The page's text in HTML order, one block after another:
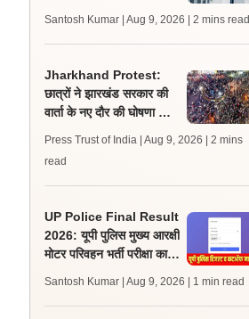
Santosh Kumar | Aug 9, 2026 | 2 mins read
Jharkhand Protest:
छात्रों ने झारखंड सरकार की
वार्ता के नए दौर की घोषणा को
Press Trust of India | Aug 9, 2026
| 2 mins
read
UP Police Final Result
2026: यूपी पुलिस मुख्य आरक्षी
मोटर परिवहन भर्ती परीक्षा का
Santosh Kumar | Aug 9, 2026 | 1 min read